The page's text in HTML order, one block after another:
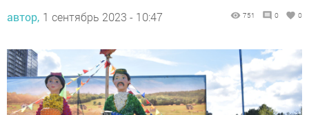
автор, 1 сентябрь 2023 - 10:47 751 0 0